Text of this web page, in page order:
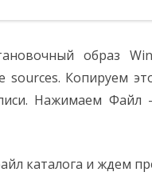
образ
sources. Копируем
Нажимаем Файл
каталога и ждем